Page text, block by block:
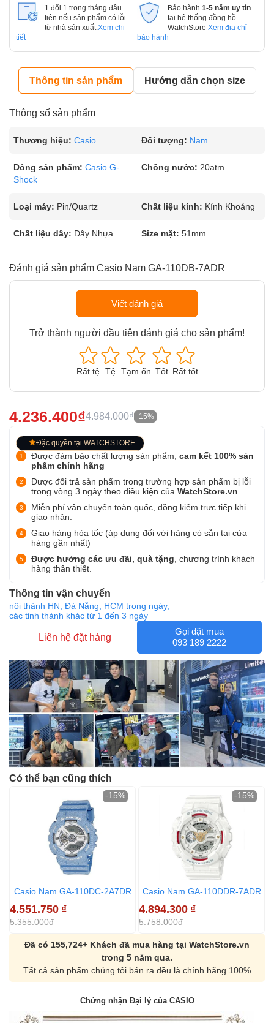
1 đổi 1 trong tháng đầu
tiên nếu sản phẩm có lỗi
từ nhà sản xuất. Xem chi
tiết
Bảo hành 1-5 năm uy tín
tại hệ thống đồng hồ
WatchStore Xem địa chỉ
bảo hành
Thông tin sản phẩm Hướng dẫn chọn size
Thông số sản phẩm
Thương hiệu: Casio Đối tượng: Nam
Dòng sản phẩm: Casio G-
Shock
Chống nước: 20atm
Loại máy: Pin/Quartz Chất liệu kính: Kính Khoáng
Chất liệu dây: Dây Nhựa Size mặt: 51mm
Đánh giá sản phẩm Casio Nam GA-110DB-7ADR
Viết đánh giá
Trở thành người đầu tiên đánh giá cho sản phẩm!
Rất tệ Tệ Tạm ổn Tốt Rất tốt
4.236.400₫4.984.000₫ -15%
Đặc quyền tại WATCHSTORE
Được đảm bảo chất lượng sản phẩm, cam kết 100% sản
phẩm chính hãng
Được đổi trả sản phẩm trong trường hợp sản phẩm bị lỗi
trong vòng 3 ngày theo điều kiện của WatchStore.vn
Miễn phí vận chuyển toàn quốc, đồng kiểm trực tiếp khi
giao nhận.
Giao hàng hỏa tốc (áp dụng đối với hàng có sẵn tại cửa
hàng gần nhất)
Được hưởng các ưu đãi, quà tặng , chương trình khách
hàng thân thiết.
Thông tin vận chuyển
nội thành HN, Đà Nẵng, HCM trong ngày,
các tỉnh thành khác từ 1 đến 3 ngày
Liên hệ đặt hàng
Gọi đặt mua
093 189 2222
Có thể bạn cũng thích
Casio Nam GA-110DC-2A7DR
4.551.750 ₫
5.355.000đ
-15%
Casio Nam GA-110DDR-7ADR
4.894.300 ₫
5.758.000đ
-15%
Đã có 155,724+ Khách đã mua hàng tại WatchStore.vn
trong 5 năm qua.
Tất cả sản phẩm chúng tôi bán ra đều là chính hãng 100%
Chứng nhận Đại lý của CASIO